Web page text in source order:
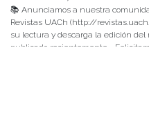
📚 Anunciamos a nuestra
Revistas UACh (http://
su lectura y descarga la edición del
publicado recientemente.